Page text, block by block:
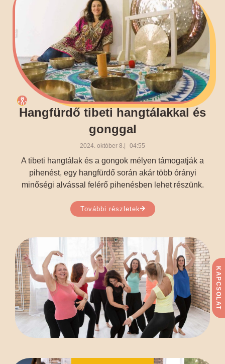
KAPCSOLAT
Hangfürdő tibeti hangtálakkal és
gonggal
2024. október 8. 04:55
A tibeti hangtálak és a gongok mélyen támogatják a
pihenést, egy hangfürdő során akár több órányi
minőségi alvással felérő pihenésben lehet részünk.
További részletek